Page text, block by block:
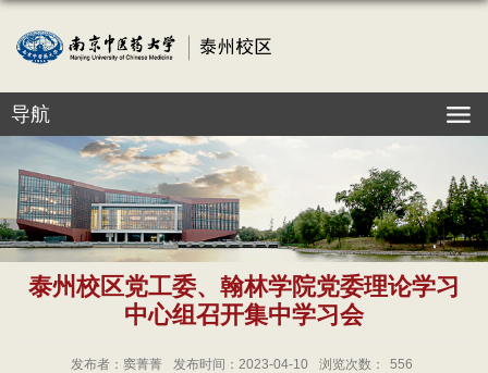
导航
泰州校区党工委、翰林学院党委理论学习
中心组召开集中学习会
发布者：窦菁菁 发布时间：2023-04-10 浏览次数： 556